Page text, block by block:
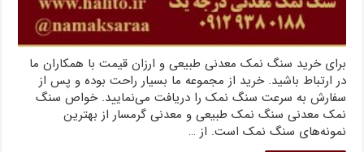
برای خرید سنگ نمک معدنی طبیعی و ارزان قیمت با همکاران ما
در ارتباط باشید. خرید از مجموعه ما بسیار راحت بوده و پس از
سفارش به سرعت سنگ نمک را دریافت می‌نمایید. خواص سنگ
نمک معدنی سنگ نمک طبیعی و معدنی گرمسار از بهترین
نمونه‌های سنگ نمک است. از …